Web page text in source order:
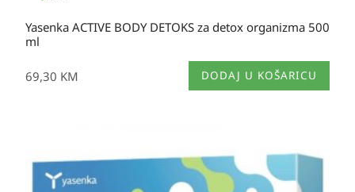
Yasenka ACTIVE BODY DETOKS za detox organizma 500
ml
69,30 KM DODAJ U KOŠARICU